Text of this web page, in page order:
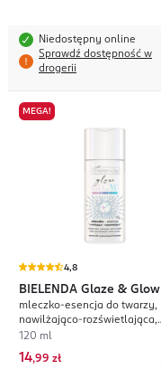
Niedostępny online
Sprawdź dostępność w
drogerii
MEGA!
4,8
BIELENDA Glaze & Glow
mleczko-esencja do twarzy,
nawilżająco-rozświetlająca,
glazed skin effect
120 ml
14,99 zł